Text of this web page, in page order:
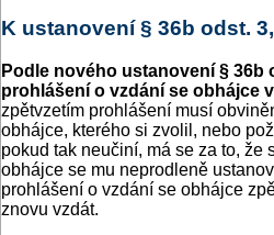
K ustanovení § 36b odst.
Podle nového ustanovení § 36b
prohlášení o vzdání se obhájce
zpětvzetím prohlášení musí
obhájce, kterého si zvolil, nebo
pokud tak neučiní, má se za to, že
obhájce se mu neprodleně
prohlášení o vzdání se obhájce
znovu vzdát.